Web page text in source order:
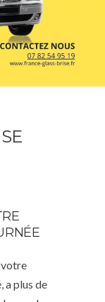
votre
a plus de